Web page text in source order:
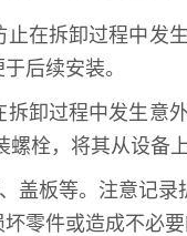
在拆卸过程中
后续安装。
卸过程中发生
栓，将其从设备上
板等。注意记
零件或造成不必要